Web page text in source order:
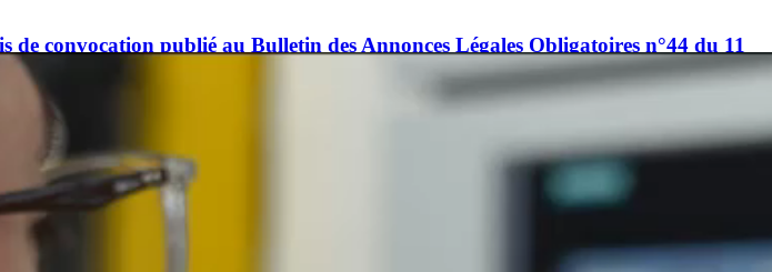
convocation publié au Bulletin des Annonces Légales Obligatoires n°44 du 11
des exigences de publication des informations prévues à l’article 8 du